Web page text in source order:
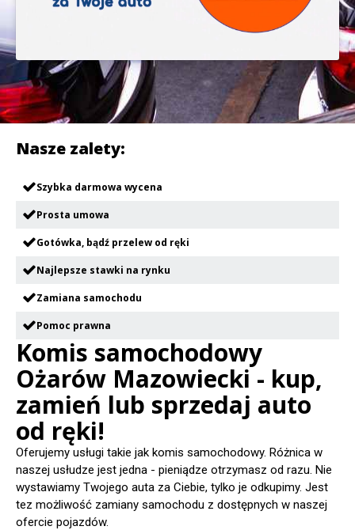
Nasze zalety:
Szybka darmowa wycena
Prosta umowa
Gotówka, bądź przelew od ręki
Najlepsze stawki na rynku
Zamiana samochodu
Pomoc prawna
Komis samochodowy
Ożarów Mazowiecki - kup,
zamień lub sprzedaj auto
od ręki!
Oferujemy usługi takie jak komis samochodowy. Różnica w
naszej usłudze jest jedna - pieniądze otrzymasz od razu. Nie
wystawiamy Twojego auta za Ciebie, tylko je odkupimy. Jest
tez możliwość zamiany samochodu z dostępnych w naszej
ofercie pojazdów.